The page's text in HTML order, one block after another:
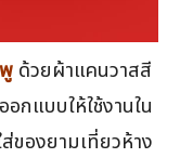
ด้วยผ้าแคนวาสสี
กแบบให้ใช้งานใน
ของยามเที่ยวห้าง